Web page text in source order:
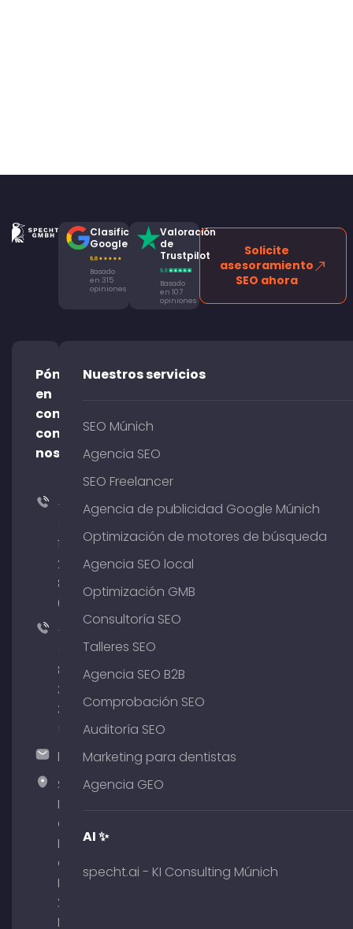
Clasificación
Google
Basado
en 315
opiniones
Valoración
de
Trustpilot
Basado
en 107
opiniones
Solicite
asesoramiento
SEO ahora
Póngase
en
contacto
con
nosotros
+49
176
204
801
64
+49
89
380
375
hallo@timospecht.de
Specht
Marketing
GmbH –
Palais am
Obelisk
Briennerstr.
29 80333
Múnich
Nuestros servicios
SEO Múnich
Agencia SEO
SEO Freelancer
Agencia de publicidad Google Múnich
Optimización de motores de búsqueda
Agencia SEO local
Optimización GMB
Consultoría SEO
Talleres SEO
Agencia SEO B2B
Comprobación SEO
Auditoría SEO
Marketing para dentistas
Agencia GEO
AI ✨
specht.ai - KI Consulting Múnich